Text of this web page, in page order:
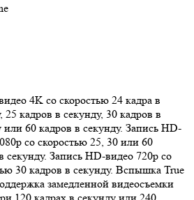
4K со скоростью 24 кадра в
25 кадров в секунду, 30 кадров в
или 60 кадров в секунду. Запись HD-
со скоростью 25, 30 или 60
секунду. Запись HD-видео 720p со
30 кадров в секунду. Вспышка True
замедленной видеосъемки
120 кадрах в секунду или 240